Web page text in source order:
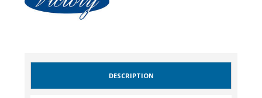
DESCRIPTION